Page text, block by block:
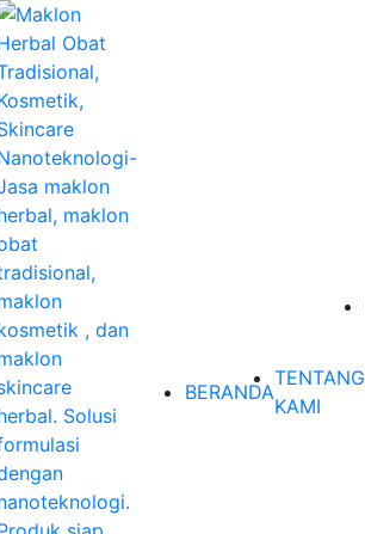
BERANDA
TENTANG
KAMI